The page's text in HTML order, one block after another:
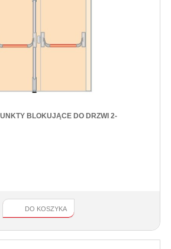
BLOKUJĄCE DO DRZWI 2-
DO KOSZYKA